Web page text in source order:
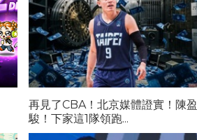
再見了CBA！北京媒體證實！陳盈
駿！下家這1隊領跑...